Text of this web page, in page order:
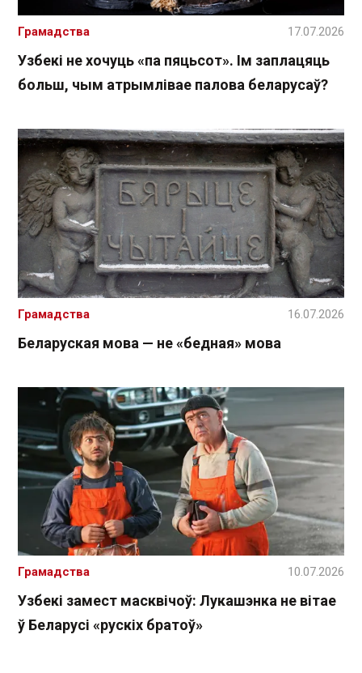
Узбекі не хочуць «па пяцьсот». Ім заплацяць
больш, чым атрымлівае палова беларусаў?
Грамадства 17.07.2026
Беларуская мова — не «бедная» мова
Грамадства 16.07.2026
Узбекі замест масквічоў: Лукашэнка не вітае
ў Беларусі «рускіх братоў»
Грамадства 10.07.2026